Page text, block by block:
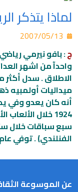
لماذا يتذكر
ج: بافو نيرمي
واحدآ من اشهر
ميداليات أولمبيه
أنه كان يعدو وفي
1924 خلال
سبع سباقات خلال
الفنلندي) . توفي عام 1980.
عن الموسوعة